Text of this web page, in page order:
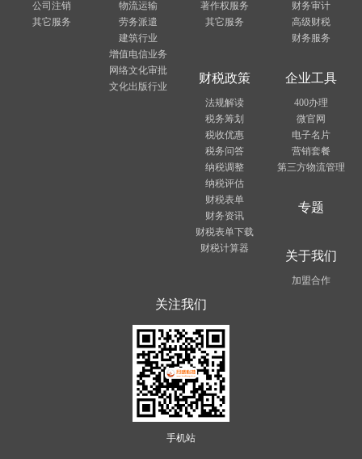
公司注销
其它服务
物流运输
劳务派遣
建筑行业
增值电信业务
网络文化审批
文化出版行业
著作权服务
其它服务
财务审计
高级财税
财务服务
财税政策
法规解读
税务筹划
税收优惠
税务问答
纳税调整
纳税评估
财税表单
财务资讯
财税表单下载
财税计算器
企业工具
400办理
微官网
电子名片
营销套餐
第三方物流管理
专题
关于我们
加盟合作
关注我们
手机站